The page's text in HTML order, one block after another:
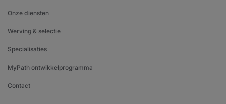
Onze diensten
Werving & selectie
Specialisaties
MyPath ontwikkelprogramma
Contact